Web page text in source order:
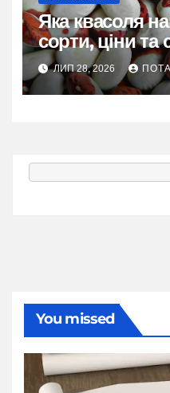
Яка квасоля
сорти, ціни та
ЛИП 28, 2026
You missed